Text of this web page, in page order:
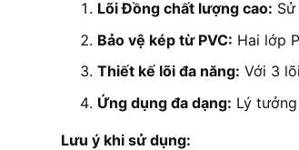
Lõi Đồng chất lượng cao:
Bảo vệ kép từ PVC: Hai lớp
Thiết kế lõi đa năng: Với 3
Ứng dụng đa dạng: Lý
Lưu ý khi sử dụng: